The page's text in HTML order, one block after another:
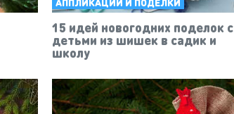
15 идей новогодних поделок с
детьми из шишек в садик и
школу